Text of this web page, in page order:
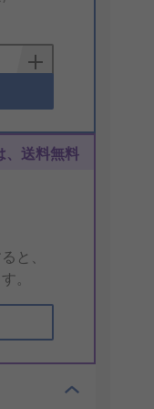
、送料無料
と、
。